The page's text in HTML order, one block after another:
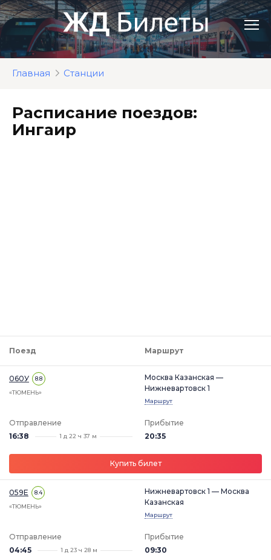
Перейти
к
контенту
Главная Станции
Расписание поездов:
Ингаир
Поезд Маршрут
060У 8.8
«ТЮМЕНЬ»
Москва Казанская —
Нижневартовск 1
Маршрут
Отправление
16:38
1 д 22 ч 37 м
Прибытие
20:35
Купить билет
059Е 8.4
«ТЮМЕНЬ»
Нижневартовск 1 — Москва
Казанская
Маршрут
Отправление
04:45
1 д 23 ч 28 м
Прибытие
09:30